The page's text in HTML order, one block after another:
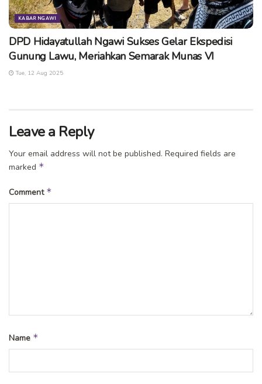
KABAR NGAWI
DPD Hidayatullah Ngawi Sukses Gelar Ekspedisi
Gunung Lawu, Meriahkan Semarak Munas VI
Tue, 12 Aug 2025
Leave a Reply
Your email address will not be published. Required fields are
marked *
Comment *
Name *